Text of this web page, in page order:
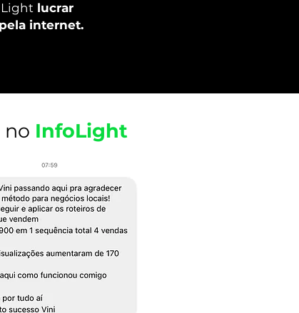
Light lucrar
internet.
no InfoLight